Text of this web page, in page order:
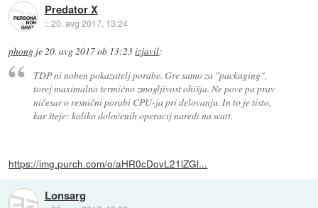
Predator X
::20. avg 2017, 13:24
phong je20. avg 2017 ob 13:23izjavil:
TDP ni noben pokazatelj porabe. Gre samo za "packaging",
torej maximalno termično zmogljivost ohišja. Ne pove pa prav
ničesar o resnični porabi CPU-ja pri delovanju. In to je tisto,
kar šteje: koliko določenih operacij naredi na watt.
https://img.purch.com/o/aHR0cDovL21lZGl...
Lonsarg